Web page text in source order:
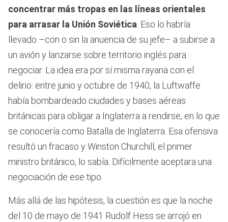
concentrar más tropas en las líneas orientales
para arrasar la Unión Soviética. Eso lo habría
llevado –con o sin la anuencia de su jefe– a subirse a
un avión y lanzarse sobre territorio inglés para
negociar. La idea era por sí misma rayana con el
delirio: entre junio y octubre de 1940, la Luftwaffe
había bombardeado ciudades y bases aéreas
británicas para obligar a Inglaterra a rendirse, en lo que
se conocería como Batalla de Inglaterra. Esa ofensiva
resultó un fracaso y Winston Churchill, el primer
ministro británico, lo sabía. Difícilmente aceptara una
negociación de ese tipo.
Más allá de las hipótesis, la cuestión es que la noche
del 10 de mayo de 1941 Rudolf Hess se arrojó en